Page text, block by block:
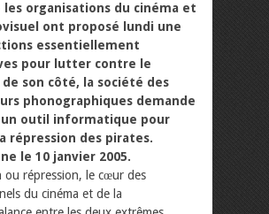
les organisations du cinéma et
ont proposé lundi une
essentiellement
pour lutter contre le
son côté, la société des
phonographiques demande
outil informatique pour
répression des pirates.
le 10 janvier 2005.
ou répression, le cœur des
du cinéma et de la